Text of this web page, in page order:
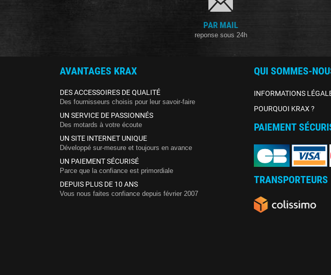
PAR MAIL
reponse sous 24h
AVANTAGES KRAX
DES ACCESSOIRES DE QUALITÉ
Des fournisseurs choisis pour leur savoir-faire
UN SERVICE DE PASSIONNÉS
Des motards à votre écoute
UN SITE INTERNET UNIQUE
Développé sur-mesure et toujours en avance
UN PAIEMENT SÉCURISÉ
Parce que la confiance est primordiale
DEPUIS PLUS DE 10 ANS
Vous nous faites confiance depuis février 2007
QUI SOMMES-
INFORMATIONS
POURQUOI KRAX ?
PAIEMENT
TRANSPORTEURS